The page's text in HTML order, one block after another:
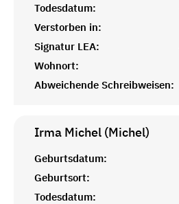
Todesdatum:
Verstorben in:
Signatur LEA:
Wohnort:
Abweichende Schreibweisen:
Irma Michel (Michel)
Geburtsdatum:
Geburtsort:
Todesdatum: